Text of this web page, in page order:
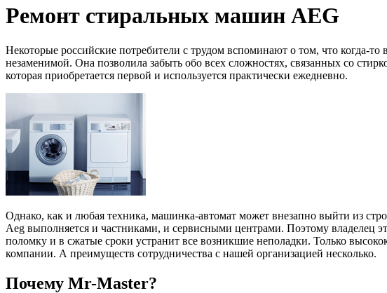
Ремонт стиральных машин AEG
Некоторые российские потребители с трудом вспоминают о том, что когда-то
незаменимой. Она позволила забыть обо всех сложностях, связанных со
которая приобретается первой и используется практически ежедневно.
Однако, как и любая техника, машинка-автомат может внезапно выйти из
Aeg выполняется и частниками, и сервисными центрами. Поэтому
поломку и в сжатые сроки устранит все возникшие неполадки. Только
компании. А преимуществ сотрудничества с нашей организацией несколько.
Почему Mr-Master?